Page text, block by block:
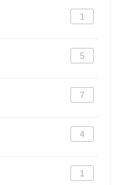
1
5
7
4
1